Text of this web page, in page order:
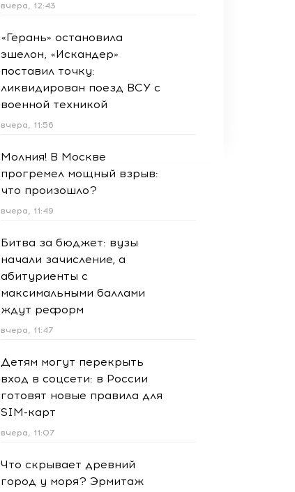
вчера, 12:43
«Герань» остановила
эшелон, «Искандер»
поставил точку:
ликвидирован поезд ВСУ с
военной техникой
вчера, 11:56
Молния! В Москве
прогремел мощный взрыв:
что произошло?
вчера, 11:49
Битва за бюджет: вузы
начали зачисление, а
абитуриенты с
максимальными баллами
ждут реформ
вчера, 11:47
Детям могут перекрыть
вход в соцсети: в России
готовят новые правила для
SIM-карт
вчера, 11:07
Что скрывает древний
город у моря? Эрмитаж